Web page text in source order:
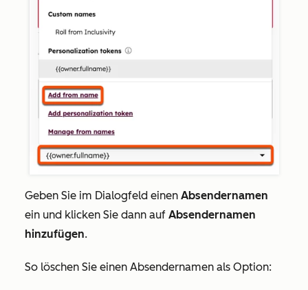
Geben Sie im Dialogfeld einen Absendernamen
ein und klicken Sie dann auf Absendernamen
hinzufügen.
So löschen Sie einen Absendernamen als Option: